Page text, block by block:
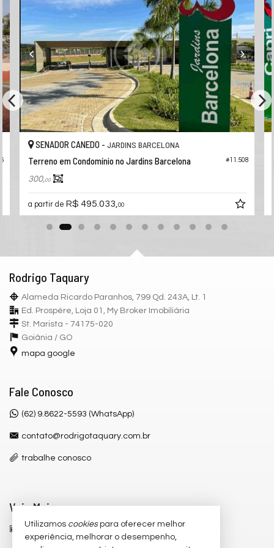
#11.508
SENADOR CANEDO - JARDINS BARCELONA
Terreno em Condomínio no Jardins Barcelona
300,00
a partir de R$ 495.033, 00
Rodrigo Taquary
Alameda Ricardo Paranhos, 799 Qd. 243A, Lt. 1
Ed. Prospère, Loja 01, My Broker Imobiliária
St. Marista - 74175-020
Goiânia / GO
mapa google
Fale Conosco
(62) 9.8622-5593 (WhatsApp)
contato@rodrigotaquary.com.br
trabalhe conosco
Veja Mais
receba nosso newsletter
Utilizamos cookiespara oferecer melhor
experiência, melhorar o desempenho,